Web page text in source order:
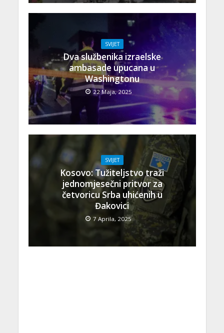
SVIJET
Dva službenika izraelske
ambasade upucana u
Washingtonu
22 Maja, 2025
SVIJET
Kosovo: Tužiteljstvo traži
jednomjesečni pritvor za
četvoricu Srba uhićenih u
Đakovici
7 Aprila, 2025